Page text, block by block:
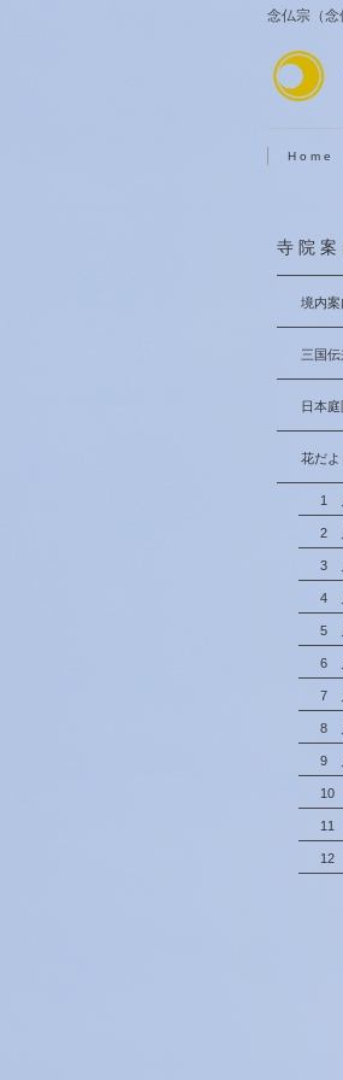
念仏宗（
H o m e
寺 院 案
境内案
三国
日本庭
花だよ
1
2
3
4
5
6
7
8
9
10
11
12